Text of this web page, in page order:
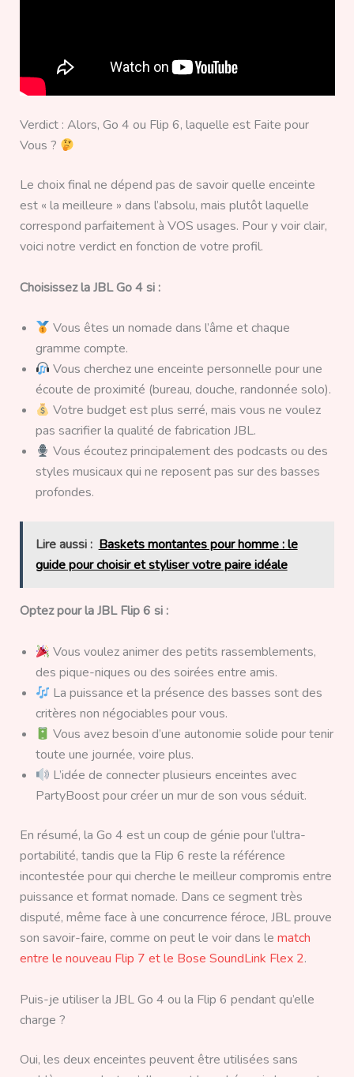
Verdict : Alors, Go 4 ou Flip 6, laquelle est Faite pour
Vous ?
Le choix final ne dépend pas de savoir quelle enceinte
est « la meilleure » dans l’absolu, mais plutôt laquelle
correspond parfaitement à VOS usages. Pour y voir clair,
voici notre verdict en fonction de votre profil.
Choisissez la JBL Go 4 si :
Vous êtes un nomade dans l’âme et chaque
gramme compte.
Vous cherchez une enceinte personnelle pour une
écoute de proximité (bureau, douche, randonnée solo).
Votre budget est plus serré, mais vous ne voulez
pas sacrifier la qualité de fabrication JBL.
Vous écoutez principalement des podcasts ou des
styles musicaux qui ne reposent pas sur des basses
profondes.
Lire aussi : Baskets montantes pour homme : le
guide pour choisir et styliser votre paire idéale
Optez pour la JBL Flip 6 si :
Vous voulez animer des petits rassemblements,
des pique-niques ou des soirées entre amis.
La puissance et la présence des basses sont des
critères non négociables pour vous.
Vous avez besoin d’une autonomie solide pour tenir
toute une journée, voire plus.
L’idée de connecter plusieurs enceintes avec
PartyBoost pour créer un mur de son vous séduit.
En résumé, la Go 4 est un coup de génie pour l’ultra-
portabilité, tandis que la Flip 6 reste la référence
incontestée pour qui cherche le meilleur compromis entre
puissance et format nomade. Dans ce segment très
disputé, même face à une concurrence féroce, JBL prouve
son savoir-faire, comme on peut le voir dans le match
entre le nouveau Flip 7 et le Bose SoundLink Flex 2.
Puis-je utiliser la JBL Go 4 ou la Flip 6 pendant qu’elle
charge ?
Oui, les deux enceintes peuvent être utilisées sans